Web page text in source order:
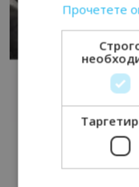
Прочетете